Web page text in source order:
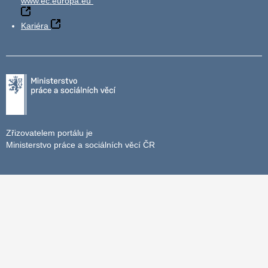
Kariéra
Zřizovatelem portálu je
Ministerstvo práce a sociálních věcí ČR